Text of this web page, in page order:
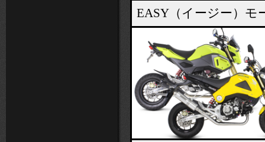
EASY（イージー）